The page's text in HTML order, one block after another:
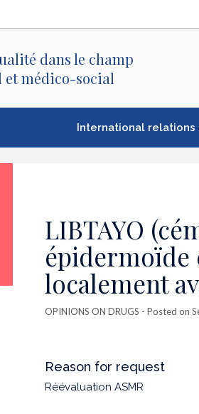
dans le champ
médico-social
International relations
LIBTAYO
épidermoïde
localement
OPINIONS ON DRUGS - Posted on
Reason for request
Réévaluation ASMR